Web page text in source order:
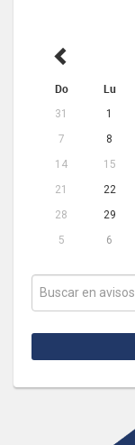
Do Lu
31 1
7
8
14
15
21
22
28
29
5
6